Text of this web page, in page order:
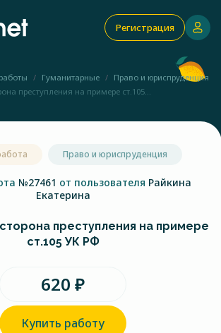
Регистрация
Гуманитарные
Право и юриспруденция
преступления на примере ст.105...
Право и юриспруденция
№27461 от пользователя Райкина
Екатерина
преступления на примере
ст.105 УК РФ
620 ₽
Купить работу